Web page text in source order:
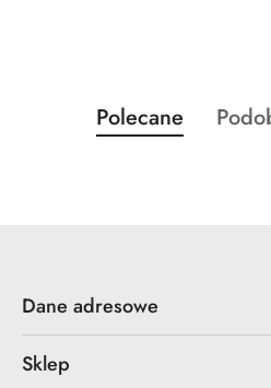
Pomiń karuzelę produktów
Produkty
o
Polecane
Dane adresowe
Sklep